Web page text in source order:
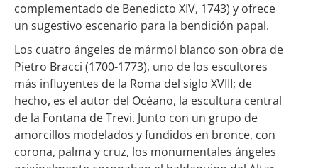
complementado de Benedicto XIV, 1743) y ofrece
un sugestivo escenario para la bendición papal.
Los cuatro ángeles de mármol blanco son obra de
Pietro Bracci (1700-1773), uno de los escultores
más influyentes de la Roma del siglo XVIII; de
hecho, es el autor del Océano, la escultura central
de la Fontana de Trevi. Junto con un grupo de
amorcillos modelados y fundidos en bronce, con
corona, palma y cruz, los monumentales ángeles